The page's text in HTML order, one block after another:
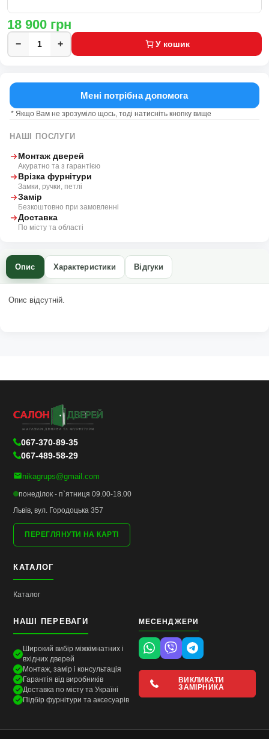
18 900 грн
− + У кошик
Мені потрібна допомога
* Якщо Вам не зрозуміло щось, тоді натисніть кнопку вище
НАШІ ПОСЛУГИ
Монтаж дверей
Акуратно та з гарантією
Врізка фурнітури
Замки, ручки, петлі
Замір
Безкоштовно при замовленні
Доставка
По місту та області
Опис Характеристики Відгуки
Опис відсутній.
067-370-89-35
067-489-58-29
nikagrups@gmail.com
понеділок - п`ятниця 09.00-18.00
Львів, вул. Городоцька 357
ПЕРЕГЛЯНУТИ НА КАРТІ
КАТАЛОГ
Каталог
НАШІ ПЕРЕВАГИ
Широкий вибір міжкімнатних і
вхідних дверей
Монтаж, замір і консультація
Гарантія від виробників
Доставка по місту та Україні
Підбір фурнітури та аксесуарів
МЕСЕНДЖЕРИ
ВИКЛИКАТИ
ЗАМІРНИКА